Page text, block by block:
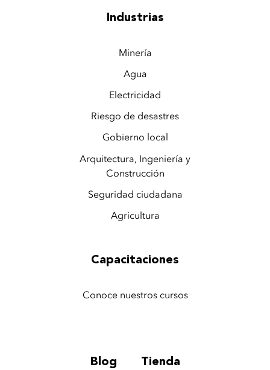
Industrias
Minería
Agua
Electricidad
Riesgo de desastres
Gobierno local
Arquitectura, Ingeniería y
Construcción
Seguridad ciudadana
Agricultura
Capacitaciones
Conoce nuestros cursos
Blog Tienda